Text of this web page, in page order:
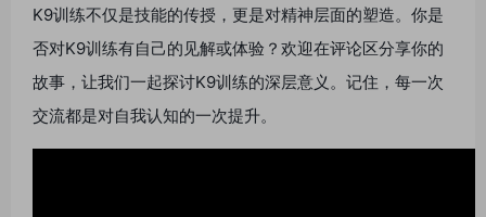
K9训练不仅是技能的传授，更是对精神层面的塑造。你是
否对K9训练有自己的见解或体验？欢迎在评论区分享你的
故事，让我们一起探讨K9训练的深层意义。记住，每一次
交流都是对自我认知的一次提升。